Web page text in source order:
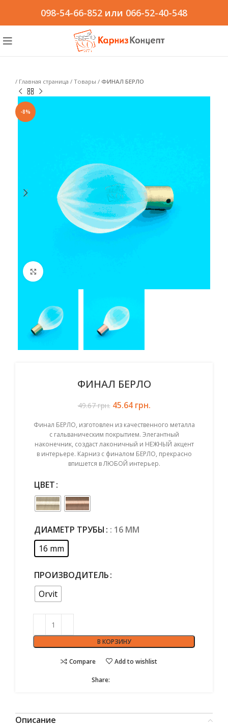
098-54-66-852 или 066-52-40-548
/ Главная страница / Товары / ФИНАЛ БЕРЛО
-8%
ФИНАЛ БЕРЛО
49.67грн.
Первоначальная цена
45.64 грн.
Финал БЕРЛО, изготовлен из качественного металла
с гальваническим покрытием. Элегантный
наконечник, создаст лаконичный и НЕЖНЫЙ акцент
в интерьере. Карниз с финалом БЕРЛО, прекрасно
впишется в ЛЮБОЙ интерьер.
ЦВЕТ
ДИАМЕТР ТРУБЫ : 16 MM
16 mm
ПРОИЗВОДИТЕЛЬ
Оrvit
В КОРЗИНУ
Compare Add to wishlist
Share:
Описание